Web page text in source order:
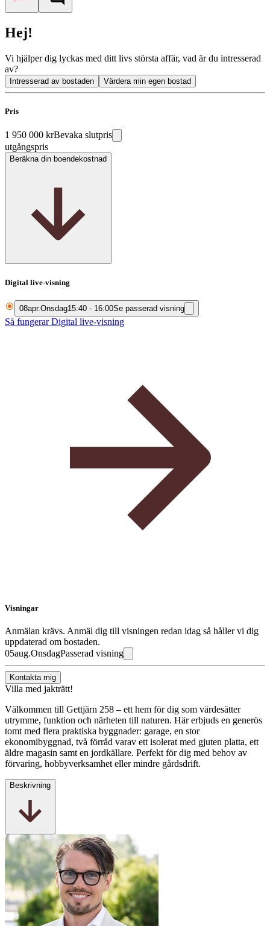
Hej!
Vi hjälper dig lyckas med ditt livs största affär, vad är du intresserad
av?
Intresserad av bostaden Värdera min egen bostad
Pris
1 950 000 krBevaka slutpris
utgångspris
Beräkna din boendekostnad
Digital live-visning
08apr.Onsdag15:40 - 16:00Se passerad visning
Så fungerar Digital live-visning
Visningar
Anmälan krävs. Anmäl dig till visningen redan idag så håller vi dig
uppdaterad om bostaden.
05aug.OnsdagPasserad visning
Kontakta mig
Villa med jakträtt!
Välkommen till Gettjärn 258 – ett hem för dig som värdesätter
utrymme, funktion och närheten till naturen. Här erbjuds en generös
tomt med flera praktiska byggnader: garage, en stor
ekonomibyggnad, två förråd varav ett isolerat med gjuten platta, ett
äldre magasin samt en jordkällare. Perfekt för dig med behov av
förvaring, hobbyverksamhet eller mindre gårdsdrift.
Beskrivning